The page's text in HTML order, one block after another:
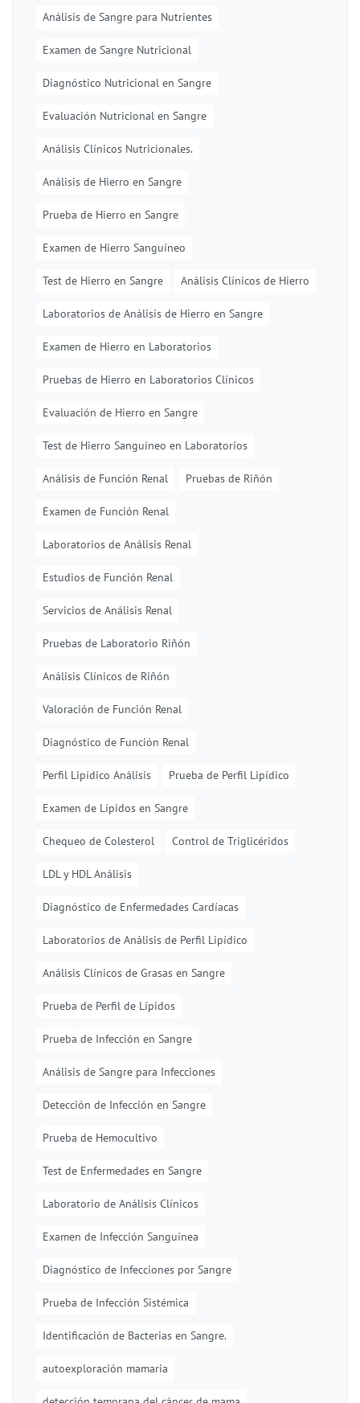
Análisis de Sangre para Nutrientes
Examen de Sangre Nutricional
Diagnóstico Nutricional en Sangre
Evaluación Nutricional en Sangre
Análisis Clínicos Nutricionales.
Análisis de Hierro en Sangre
Prueba de Hierro en Sangre
Examen de Hierro Sanguíneo
Test de Hierro en Sangre Análisis Clínicos de Hierro
Laboratorios de Análisis de Hierro en Sangre
Examen de Hierro en Laboratorios
Pruebas de Hierro en Laboratorios Clínicos
Evaluación de Hierro en Sangre
Test de Hierro Sanguíneo en Laboratorios
Análisis de Función Renal Pruebas de Riñón
Examen de Función Renal
Laboratorios de Análisis Renal
Estudios de Función Renal
Servicios de Análisis Renal
Pruebas de Laboratorio Riñón
Análisis Clínicos de Riñón
Valoración de Función Renal
Diagnóstico de Función Renal
Perfil Lipídico Análisis Prueba de Perfil Lipídico
Examen de Lípidos en Sangre
Chequeo de Colesterol Control de Triglicéridos
LDL y HDL Análisis
Diagnóstico de Enfermedades Cardíacas
Laboratorios de Análisis de Perfil Lipídico
Análisis Clínicos de Grasas en Sangre
Prueba de Perfil de Lípidos
Prueba de Infección en Sangre
Análisis de Sangre para Infecciones
Detección de Infección en Sangre
Prueba de Hemocultivo
Test de Enfermedades en Sangre
Laboratorio de Análisis Clínicos
Examen de Infección Sanguínea
Diagnóstico de Infecciones por Sangre
Prueba de Infección Sistémica
Identificación de Bacterias en Sangre.
autoexploración mamaria